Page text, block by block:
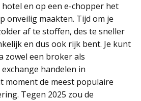
en op een e-chopper het
onveilig maakten. Tijd om je
af te stoffen, des te sneller
en dus ook rijk bent. Je kunt
zowel een broker als
handelen in
moment de meest populaire
Tegen 2025 zou de